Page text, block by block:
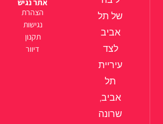
של תל
אביב
לצד
עיריית
תל
אביב,
שרונה
אתר נגיש
הצהרת
נגישות
תקנון
דיוור